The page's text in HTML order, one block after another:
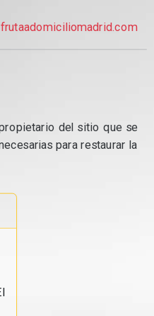
frutaadomiciliomadrid.com
del sitio que se
para restaurar la